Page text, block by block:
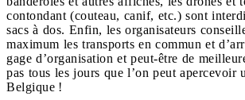
contondant (couteau, canif, etc.) sont
sacs à dos. Enfin, les organisateurs
maximum les transports en commun et
gage d’organisation et peut-être de
pas tous les jours que l’on peut apercevoir
Belgique !